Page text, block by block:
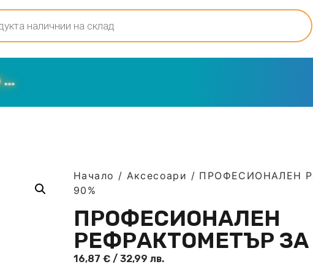
Начало / Аксесоари / ПРОФЕСИОНАЛЕН
90%
ПРОФЕСИОНАЛЕН
РЕФРАКТОМЕТЪР ЗА
16,87 € / 32,99 лв.